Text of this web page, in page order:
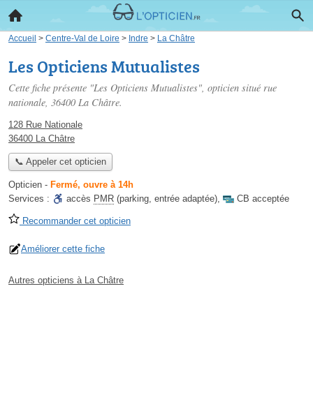
Accueil > Centre-Val de Loire > Indre > La Châtre
Les Opticiens Mutualistes
Cette fiche présente "Les Opticiens Mutualistes", opticien situé rue
nationale, 36400 La Châtre.
128 Rue Nationale
36400 La Châtre
📞 Appeler cet opticien
Opticien - Fermé, ouvre à 14h
Services :
accès PMR (parking, entrée adaptée), CB acceptée
Recommander cet opticien
Améliorer cette fiche
Autres opticiens à La Châtre